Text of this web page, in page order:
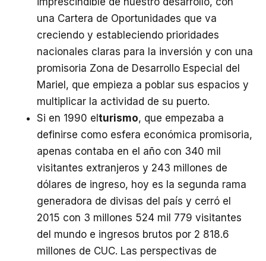
una Cartera de Oportunidades que va
creciendo y estableciendo prioridades
nacionales claras para la inversión y con una
promisoria Zona de Desarrollo Especial del
Mariel, que empieza a poblar sus espacios y
multiplicar la actividad de su puerto.
Si en 1990 el turismo, que empezaba a
definirse como esfera económica promisoria,
apenas contaba en el año con 340 mil
visitantes extranjeros y 243 millones de
dólares de ingreso, hoy es la segunda rama
generadora de divisas del país y cerró el
2015 con 3 millones 524 mil 779 visitantes
del mundo e ingresos brutos por 2 818.6
millones de CUC. Las perspectivas de